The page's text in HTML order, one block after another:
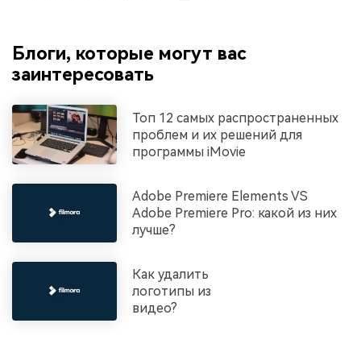
Блоги, которые могут вас
заинтересовать
Топ 12 самых распространенных
проблем и их решений для
программы iMovie
Adobe Premiere Elements VS
Adobe Premiere Pro: какой из них
лучше?
Как удалить
логотипы из
видео?